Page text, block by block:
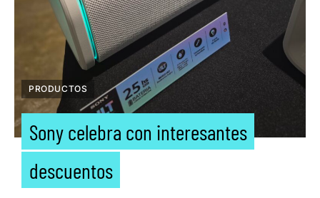
PRODUCTOS
Sony celebra con interesantes
descuentos